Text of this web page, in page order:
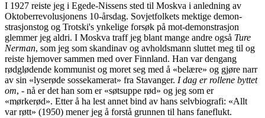
I 1927 reiste jeg i Egede-Nissens sted til Moskva i anledning av
Oktoberrevolusjonens 10-årsdag. Sovjetfolkets mektige demon­
strasjonstog og Trotski's ynkelige forsøk på mot-demonstrasjon
glemmer jeg aldri. I Moskva traff jeg blant mange andre også Ture
Nerman, som jeg som skandinav og avholdsmann sluttet meg til og
reiste hjemover sammen med over Finnland. Han var dengang
rødglødende kommunist og moret seg med å «belære» og gjøre narr
av sin «lyserøde sossekamerat» fra Stavanger. I dag er rollene byttet
om, - nå er det han som er «søtsuppe rød» og jeg som er
«mørkerød». Etter å ha lest annet bind av hans selvbiografi: «Allt
var røtt» (1950) mener jeg å forstå grunnen til hans faneflukt.